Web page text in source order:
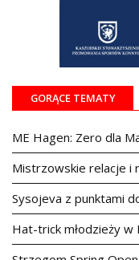
GORĄCE TEMATY
ME Hagen: Zero dla
Mistrzowskie relacje i
Sysojeva z punktami
Hat-trick młodzieży w